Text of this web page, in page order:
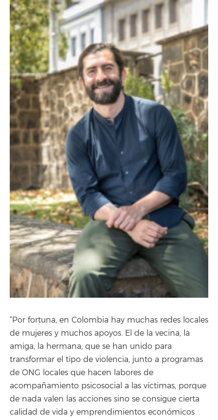
“Por fortuna, en Colombia hay muchas redes locales
de mujeres y muchos apoyos. El de la vecina, la
amiga, la hermana, que se han unido para
transformar el tipo de violencia, junto a programas
de ONG locales que hacen labores de
acompañamiento psicosocial a las víctimas, porque
de nada valen las acciones sino se consigue cierta
calidad de vida y emprendimientos económicos